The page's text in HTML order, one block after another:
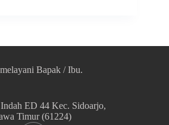
Bapak / Ibu.
ED 44 Kec. Sidoarjo,
Timur (61224)